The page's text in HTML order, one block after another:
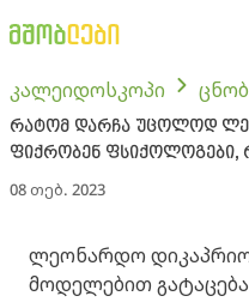
კალეიდოსკოპი
რატომ დარჩა უცოლოდ
ფიქრობენ ფსიქოლოგები,
08 თებ. 2023
ლეონარდო
მოდელებით